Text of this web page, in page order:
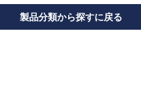
製品分類から探すに戻る